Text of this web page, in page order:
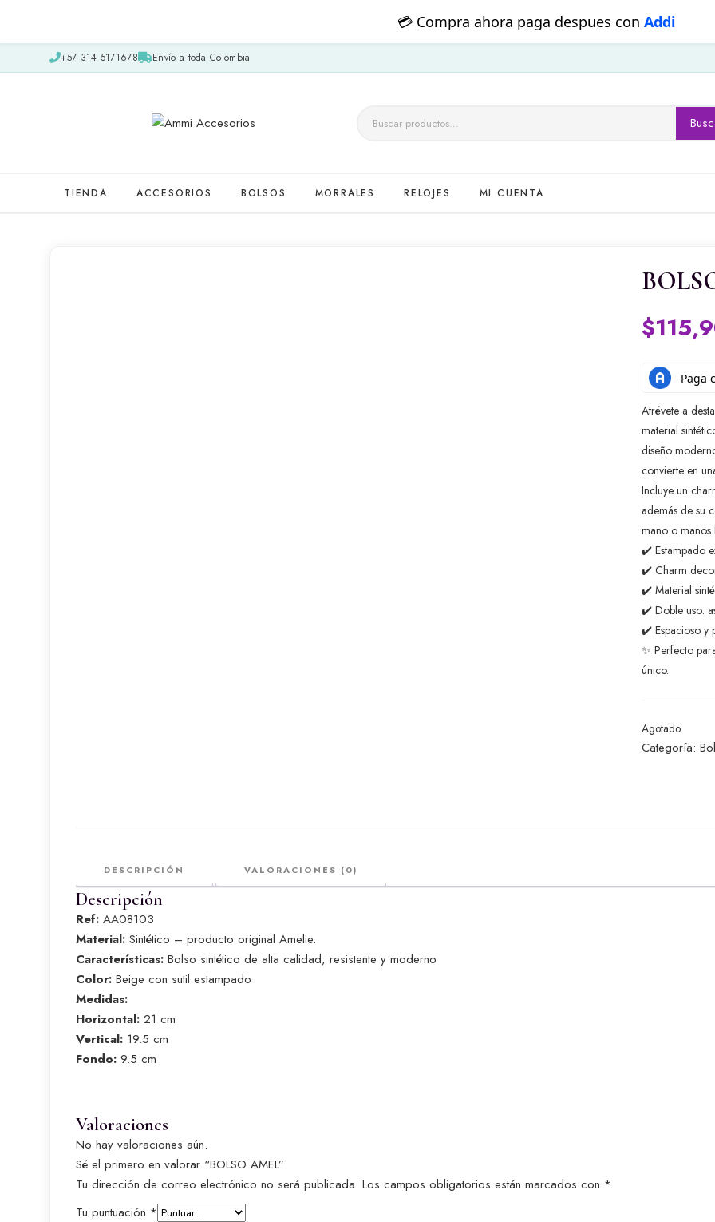
💳 Pagos con transferenciaQR
+57 314 5171678 Envío a toda Colombia
Buscar
TIENDA ACCESORIOS BOLSOS MORRALES RELOJES MI CUENTA
$
Atrévete a
material
diseño
convierte en
Incluye un
además de su
mano o manos
✔️ Estampado
✔️ Charm
✔️ Material
✔️ Doble uso:
✔️ Espacioso y
✨ Perfecto
único.
Agotado
Categoría:
DESCRIPCIÓN VALORACIONES (0)
Descripción
Ref: AA08103
Material: Sintético – producto original Amelie.
Características: Bolso sintético de alta calidad, resistente y moderno
Color: Beige con sutil estampado
Medidas:
Horizontal: 21 cm
Vertical: 19.5 cm
Fondo: 9.5 cm
Valoraciones
No hay valoraciones aún.
Sé el primero en valorar “BOLSO AMEL”
Tu dirección de correo electrónico no será publicada. Los campos obligatorios están marcados con *
Tu puntuación *